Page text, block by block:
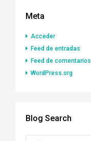
Meta
Acceder
Feed de entradas
Feed de comentarios
WordPress.org
Blog Search